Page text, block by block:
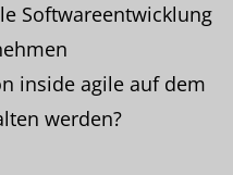
Softwareentwicklung
inside agile auf dem
werden?